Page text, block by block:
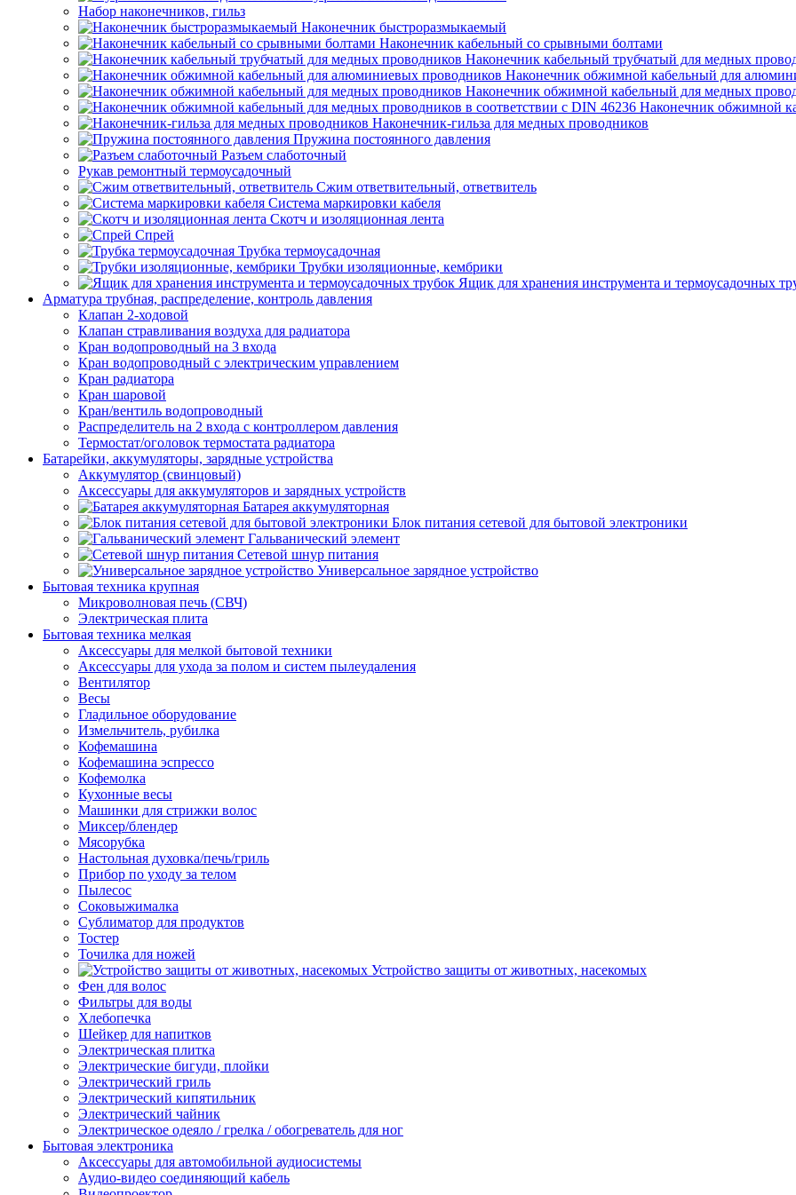
Набор наконечников, гильз
Наконечник быстроразмыкаемый
Наконечник кабельный со срывными болтами
Наконечник кабельный трубчатый для медных
Наконечник обжимной кабельный для
Наконечник обжимной кабельный для медных
Наконечник обжимной
Наконечник-гильза для медных проводников
Пружина постоянного давления
Разъем слаботочный
Рукав ремонтный термоусадочный
Сжим ответвительный, ответвитель
Система маркировки кабеля
Скотч и изоляционная лента
Спрей
Трубка термоусадочная
Трубки изоляционные, кембрики
Ящик для хранения инструмента и термоусадочных
Арматура трубная, распределение, контроль давления
Клапан 2-ходовой
Клапан стравливания воздуха для радиатора
Кран водопроводный на 3 входа
Кран водопроводный с электрическим управлением
Кран радиатора
Кран шаровой
Кран/вентиль водопроводный
Распределитель на 2 входа с контроллером давления
Термостат/оголовок термостата радиатора
Батарейки, аккумуляторы, зарядные устройства
Аккумулятор (свинцовый)
Аксессуары для аккумуляторов и зарядных устройств
Батарея аккумуляторная
Блок питания сетевой для бытовой электроники
Гальванический элемент
Сетевой шнур питания
Универсальное зарядное устройство
Бытовая техника крупная
Микроволновая печь (СВЧ)
Электрическая плита
Бытовая техника мелкая
Аксессуары для мелкой бытовой техники
Аксессуары для ухода за полом и систем пылеудаления
Вентилятор
Весы
Гладильное оборудование
Измельчитель, рубилка
Кофемашина
Кофемашина эспрессо
Кофемолка
Кухонные весы
Машинки для стрижки волос
Миксер/блендер
Мясорубка
Настольная духовка/печь/гриль
Прибор по уходу за телом
Пылесос
Соковыжималка
Сублиматор для продуктов
Тостер
Точилка для ножей
Устройство защиты от животных, насекомых
Фен для волос
Фильтры для воды
Хлебопечка
Шейкер для напитков
Электрическая плитка
Электрические бигуди, плойки
Электрический гриль
Электрический кипятильник
Электрический чайник
Электрическое одеяло / грелка / обогреватель для ног
Бытовая электроника
Аксессуары для автомобильной аудиосистемы
Аудио-видео соединяющий кабель